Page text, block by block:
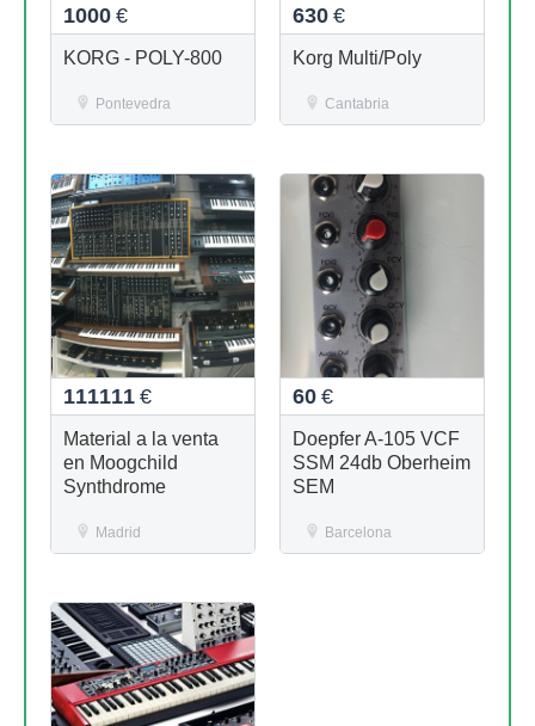
1000 €
KORG - POLY-800
Pontevedra
630 €
Korg Multi/Poly
Cantabria
111111 €
Material a la venta
en Moogchild
Synthdrome
Madrid
60 €
Doepfer A-105 VCF
SSM 24db Oberheim
SEM
Barcelona